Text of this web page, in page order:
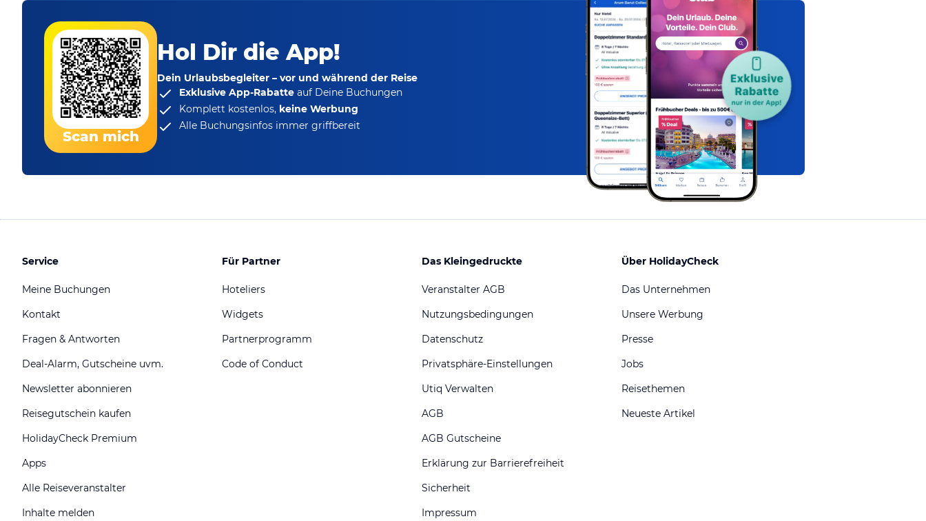
Scan mich
Hol Dir die App!
Dein Urlaubsbegleiter – vor und während der Reise
Exklusive App-Rabatte auf Deine Buchungen
Komplett kostenlos, keine Werbung
Alle Buchungsinfos immer griffbereit
Service
Meine Buchungen
Kontakt
Fragen & Antworten
Deal-Alarm, Gutscheine uvm.
Newsletter abonnieren
Reisegutschein kaufen
HolidayCheck Premium
Apps
Alle Reiseveranstalter
Inhalte melden
Für Partner
Hoteliers
Widgets
Partnerprogramm
Code of Conduct
Das Kleingedruckte
Veranstalter AGB
Nutzungsbedingungen
Datenschutz
Privatsphäre-Einstellungen
Utiq Verwalten
AGB
AGB Gutscheine
Erklärung zur Barrierefreiheit
Sicherheit
Impressum
Über HolidayCheck
Das Unternehmen
Unsere Werbung
Presse
Jobs
Reisethemen
Neueste Artikel